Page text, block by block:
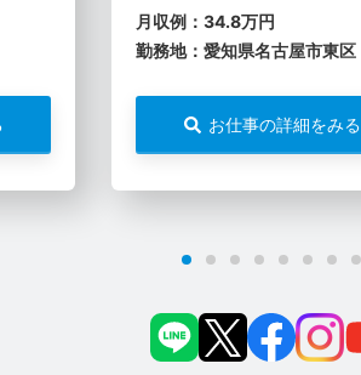
月収例：34.8万円
勤務地：愛知県名古屋市東区
お仕事の詳細をみる